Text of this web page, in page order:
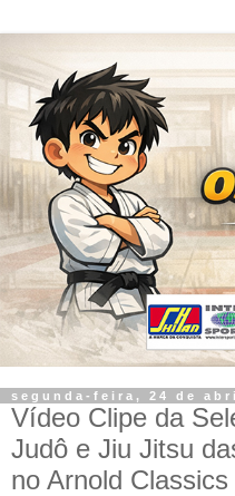
segunda-feira, 24 de
Vídeo Clipe da
Judô e Jiu Jitsu
no Arnold